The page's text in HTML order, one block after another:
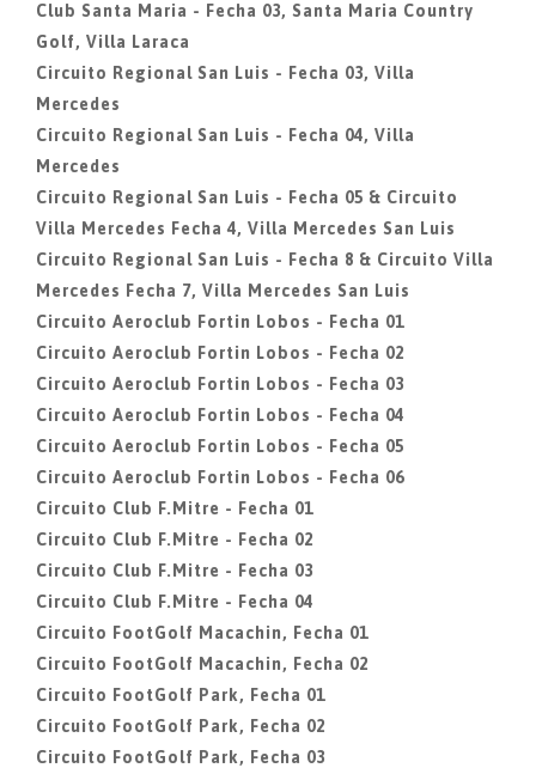
Club Santa Maria - Fecha 03, Santa Maria Country
Golf, Villa Laraca
Circuito Regional San Luis - Fecha 03, Villa
Mercedes
Circuito Regional San Luis - Fecha 04, Villa
Mercedes
Circuito Regional San Luis - Fecha 05 & Circuito
Villa Mercedes Fecha 4, Villa Mercedes San Luis
Circuito Regional San Luis - Fecha 8 & Circuito Villa
Mercedes Fecha 7, Villa Mercedes San Luis
Circuito Aeroclub Fortin Lobos - Fecha 01
Circuito Aeroclub Fortin Lobos - Fecha 02
Circuito Aeroclub Fortin Lobos - Fecha 03
Circuito Aeroclub Fortin Lobos - Fecha 04
Circuito Aeroclub Fortin Lobos - Fecha 05
Circuito Aeroclub Fortin Lobos - Fecha 06
Circuito Club F.Mitre - Fecha 01
Circuito Club F.Mitre - Fecha 02
Circuito Club F.Mitre - Fecha 03
Circuito Club F.Mitre - Fecha 04
Circuito FootGolf Macachin, Fecha 01
Circuito FootGolf Macachin, Fecha 02
Circuito FootGolf Park, Fecha 01
Circuito FootGolf Park, Fecha 02
Circuito FootGolf Park, Fecha 03